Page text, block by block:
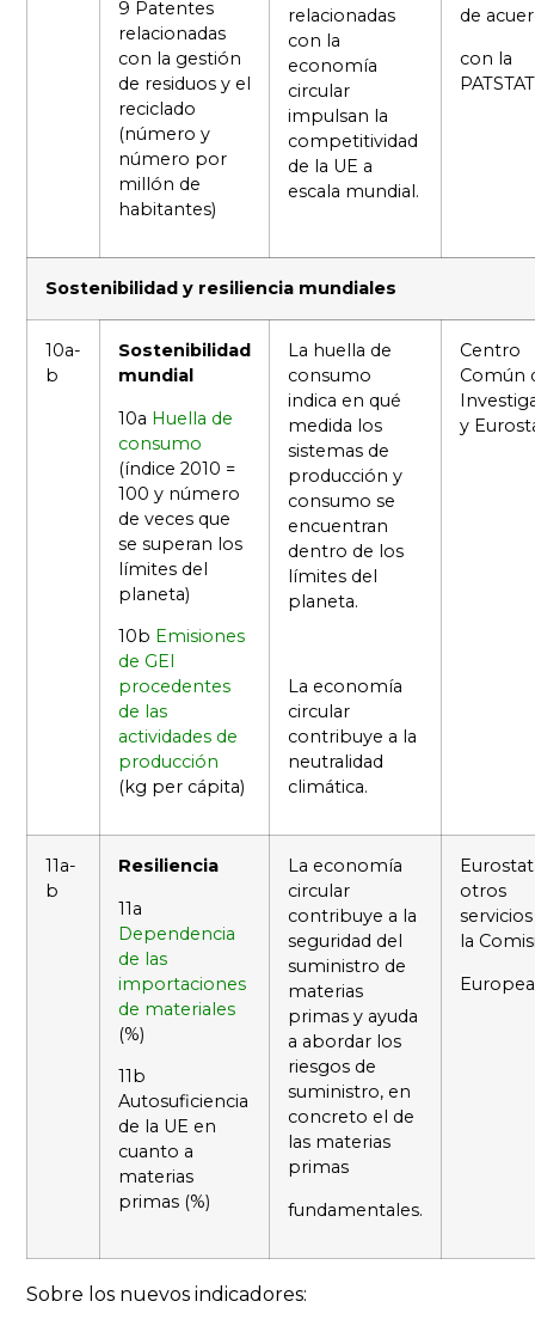
9 Patentes
relacionadas
con la gestión
de residuos y el
reciclado
(número y
número por
millón de
habitantes)
relacionadas
con la
economía
circular
impulsan la
competitividad
de la UE a
escala mundial.
de
con la
PATSTAT
Sostenibilidad y resiliencia mundiales
10a-
b
Sostenibilidad
mundial
10a Huella de
consumo
(índice 2010 =
100 y número
de veces que
se superan los
límites del
planeta)
10b Emisiones
de GEI
procedentes
de las
actividades de
producción
(kg per cápita)
La huella de
consumo
indica en qué
medida los
sistemas de
producción y
consumo se
encuentran
dentro de los
límites del
planeta.
La economía
circular
contribuye a la
neutralidad
climática.
Centro
Común
y
11a-
b
Resiliencia
11a
Dependencia
de las
importaciones
de materiales
(%)
11b
Autosuficiencia
de la UE en
cuanto a
materias
primas (%)
La economía
circular
contribuye a la
seguridad del
suministro de
materias
primas y ayuda
a abordar los
riesgos de
suministro, en
concreto el de
las materias
primas
fundamentales.
otros
la
Europea
Sobre los nuevos indicadores: